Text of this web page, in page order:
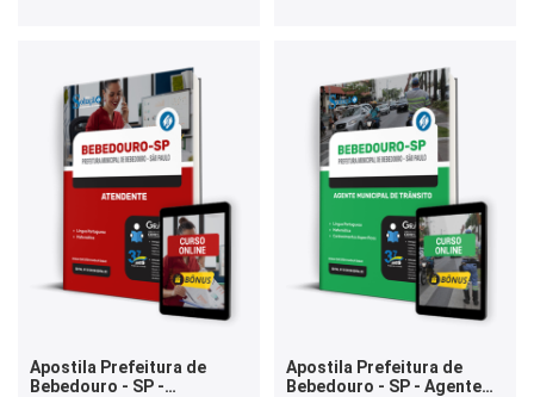
Apostila Prefeitura de
Bebedouro - SP -
Apostila Prefeitura de
Bebedouro - SP - Agente